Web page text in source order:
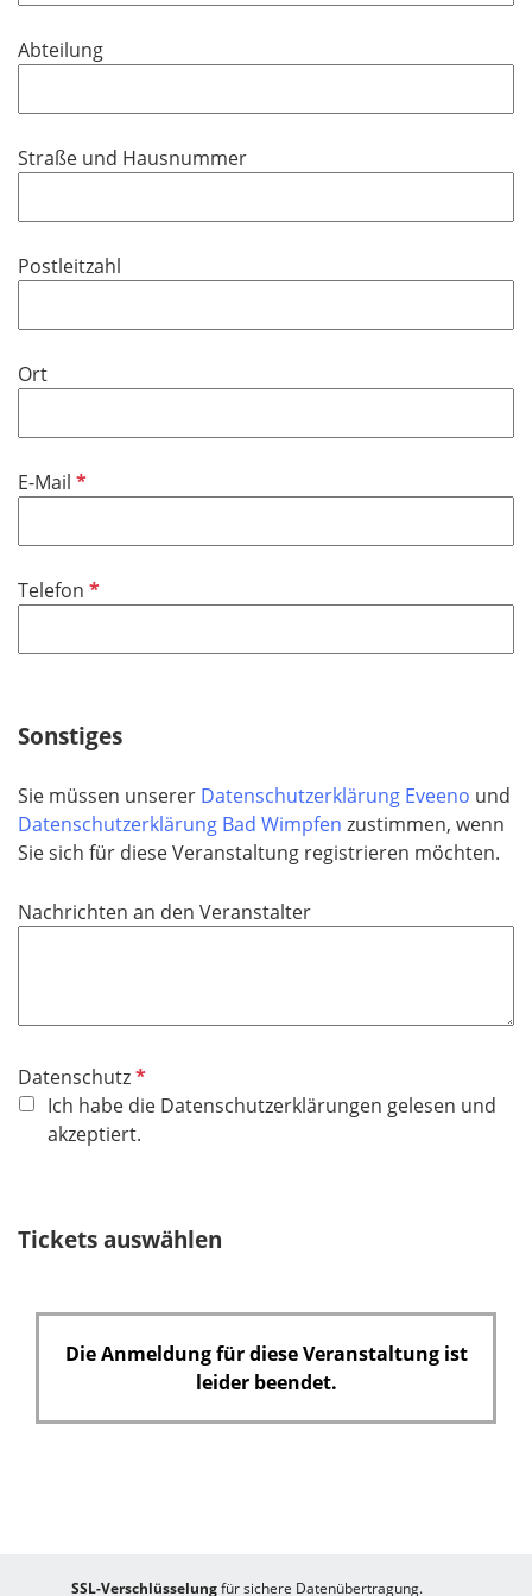
d
e
d
Abteilung
Straße und Hausnummer
Postleitzahl
Ort
E-Mail P
l
c
t
l
Telefon P
l
h
f
e
Sonstiges
Sie müssen unserer Datenschutzerklärung Eveeno und
Datenschutzerklärung Bad Wimpfen zustimmen, wenn
Sie sich für diese Veranstaltung registrieren möchten.
Nachrichten an den Veranstalter
DatenschutzP
f
l
t
d
Ich habe die Datenschutzerklärungen gelesen und
akzeptiert.
Tickets auswählen
Die Anmeldung für diese Veranstaltung ist
leider beendet.
SSL-Verschlüsselungfür sichere Datenübertragung.